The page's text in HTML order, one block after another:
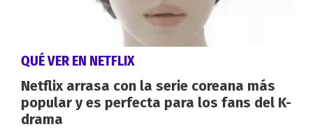
QUÉ VER EN NETFLIX
Netflix arrasa con la serie coreana más
popular y es perfecta para los fans del K-
drama